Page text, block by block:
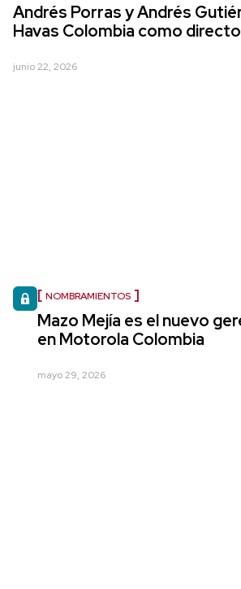
Andrés Porras y Andrés
Havas Colombia como
junio 22, 2026
NOMBRAMIENTOS
Mazo Mejía es el nuevo
en Motorola Colombia
mayo 29, 2026